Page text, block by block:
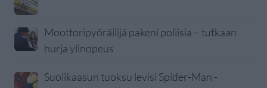
Moottoripyöräilijä pakeni poliisia – tutkaan
hurja ylinopeus
Suolikaasun tuoksu levisi Spider-Man -